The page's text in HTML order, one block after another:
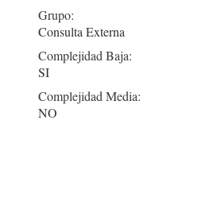
Grupo:
Consulta Externa
Complejidad Baja:
SI
Complejidad Media:
NO